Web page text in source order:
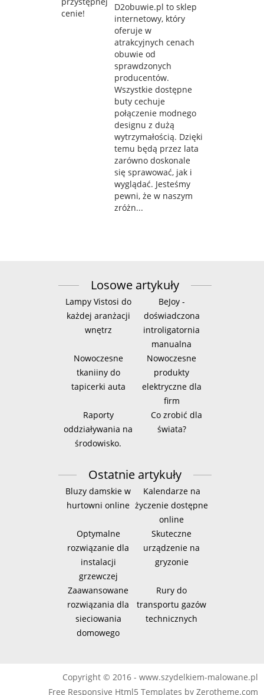
D2obuwie.pl to sklep
internetowy, który
oferuje w
atrakcyjnych cenach
obuwie od
sprawdzonych
producentów.
Wszystkie dostępne
buty cechuje
połączenie modnego
designu z dużą
wytrzymałością. Dzięki
temu będą przez lata
zarówno doskonale
się sprawować, jak i
wyglądać. Jesteśmy
pewni, że w naszym
zróżn...
Losowe artykuły
Lampy Vistosi do
każdej aranżacji
wnętrz
BeJoy -
doświadczona
introligatornia
manualna
Nowoczesne
tkaniiny do
tapicerki auta
Nowoczesne
produkty
elektryczne dla
firm
Raporty
oddziaływania na
środowisko.
Co zrobić dla
świata?
Ostatnie artykuły
Bluzy damskie w
hurtowni online
Kalendarze na
życzenie dostępne
online
Optymalne
rozwiązanie dla
instalacji
grzewczej
Skuteczne
urządzenie na
gryzonie
Zaawansowane
rozwiązania dla
sieciowania
domowego
Rury do
transportu gazów
technicznych
Copyright © 2016 - www.szydelkiem-malowane.pl
Free Responsive Html5 Templates by Zerotheme.com